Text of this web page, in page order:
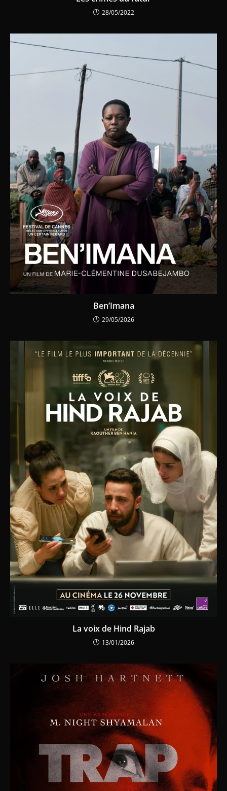
28/05/2022
Ben’Imana
29/05/2026
La voix de Hind Rajab
13/01/2026